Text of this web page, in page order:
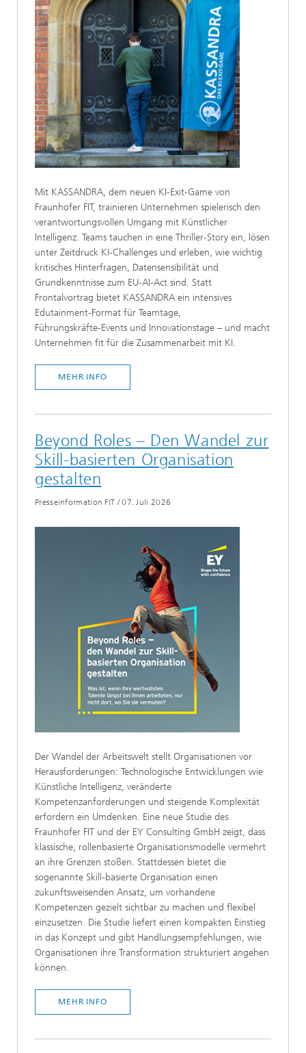
Mit KASSANDRA, dem neuen KI‑Exit‑Game von
Fraunhofer FIT, trainieren Unternehmen spielerisch den
verantwortungsvollen Umgang mit Künstlicher
Intelligenz. Teams tauchen in eine Thriller‑Story ein, lösen
unter Zeitdruck KI‑Challenges und erleben, wie wichtig
kritisches Hinterfragen, Datensensibilität und
Grundkenntnisse zum EU‑AI‑Act sind. Statt
Frontalvortrag bietet KASSANDRA ein intensives
Edutainment‑Format für Teamtage,
Führungskräfte‑Events und Innovationstage – und macht
Unternehmen fit für die Zusammenarbeit mit KI.
MEHR INFO
Beyond Roles – Den Wandel zur
Skill-basierten Organisation
gestalten
Presseinformation FIT /07. Juli 2026
Der Wandel der Arbeitswelt stellt Organisationen vor
Herausforderungen: Technologische Entwicklungen wie
Künstliche Intelligenz, veränderte
Kompetenzanforderungen und steigende Komplexität
erfordern ein Umdenken. Eine neue Studie des
Fraunhofer FIT und der EY Consulting GmbH zeigt, dass
klassische, rollenbasierte Organisationsmodelle vermehrt
an ihre Grenzen stoßen. Stattdessen bietet die
sogenannte Skill-basierte Organisation einen
zukunftsweisenden Ansatz, um vorhandene
Kompetenzen gezielt sichtbar zu machen und flexibel
einzusetzen. Die Studie liefert einen kompakten Einstieg
in das Konzept und gibt Handlungsempfehlungen, wie
Organisationen ihre Transformation strukturiert angehen
können.
MEHR INFO